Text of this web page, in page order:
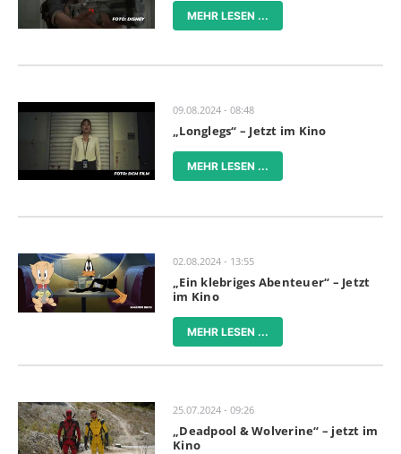
MEHR LESEN ...
09.08.2024 - 08:48
„Longlegs“ – Jetzt im Kino
MEHR LESEN ...
02.08.2024 - 13:55
„Ein klebriges Abenteuer“ – Jetzt
im Kino
MEHR LESEN ...
25.07.2024 - 09:26
„Deadpool & Wolverine“ – jetzt im
Kino